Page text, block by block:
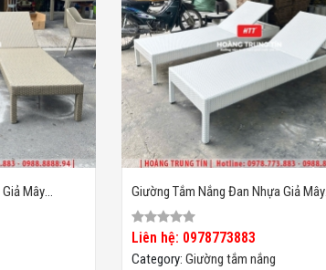
Mây
Giường Tắm Nắng Đan Nhựa Giả Mây
HTT022
Liên hệ: 0978773883
Category: Giường tắm nắng